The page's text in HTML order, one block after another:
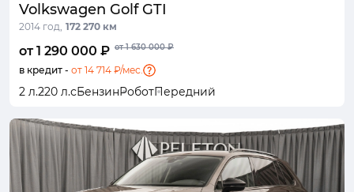
Volkswagen Golf GTI
2014 год, 172 270 км
от 1 290 000 ₽ от 1 630 000 ₽
в кредит - от 14 714 ₽/мес.
2 л.220 л.сБензинРоботПередний